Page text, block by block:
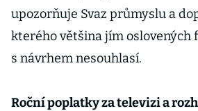
upozorňuje Svaz průmyslu a
kterého většina jím oslovených
s návrhem nesouhlasí.
Roční poplatky za televizi a